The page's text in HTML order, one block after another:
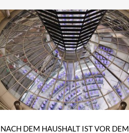
NACH DEM HAUSHALT IST VOR DEM